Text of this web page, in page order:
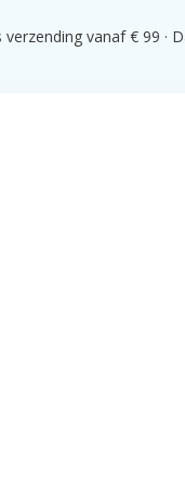
vanaf € 99 ·